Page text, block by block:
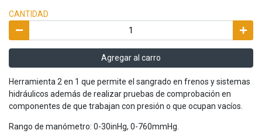
CANTIDAD
Agregar al carro
Herramienta 2 en 1 que permite el sangrado en frenos y sistemas
hidráulicos además de realizar pruebas de comprobación en
componentes de que trabajan con presión o que ocupan vacíos.
Rango de manómetro: 0-30inHg, 0-760mmHg.